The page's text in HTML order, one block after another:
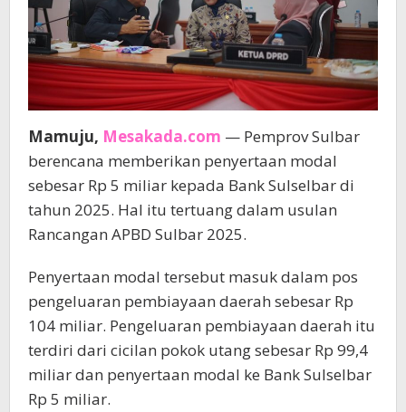
Mamuju, Mesakada.com — Pemprov Sulbar
berencana memberikan penyertaan modal
sebesar Rp 5 miliar kepada Bank Sulselbar di
tahun 2025. Hal itu tertuang dalam usulan
Rancangan APBD Sulbar 2025.
Penyertaan modal tersebut masuk dalam pos
pengeluaran pembiayaan daerah sebesar Rp
104 miliar. Pengeluaran pembiayaan daerah itu
terdiri dari cicilan pokok utang sebesar Rp 99,4
miliar dan penyertaan modal ke Bank Sulselbar
Rp 5 miliar.